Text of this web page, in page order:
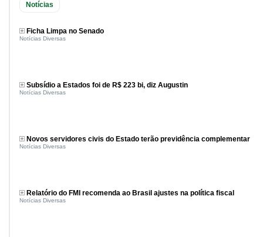
Notícias
Ficha Limpa no Senado
Notícias Diversas
Subsídio a Estados foi de R$ 223 bi, diz Augustin
Notícias Diversas
Novos servidores civis do Estado terão previdência complementar
Notícias Diversas
Relatório do FMI recomenda ao Brasil ajustes na política fiscal
Notícias Diversas